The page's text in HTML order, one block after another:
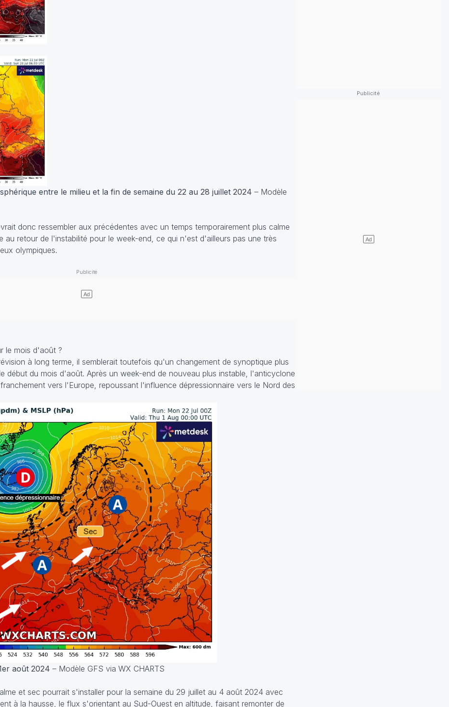
entre le milieu et la fin de semaine du 22 au 28 juillet 2024 – Modèle
donc ressembler aux précédentes avec un temps temporairement plus calme
au retour de l'instabilité pour le week-end, ce qui n'est d'ailleurs pas une très
olympiques.
le mois d'août ?
à long terme, il semblerait toutefois qu'un changement de synoptique plus
début du mois d'août. Après un week-end de nouveau plus instable, l'anticyclone
vers l'Europe, repoussant l'influence dépressionnaire vers le Nord des
août 2024 – Modèle GFS via WX CHARTS
et sec pourrait s'installer pour la semaine du 29 juillet au 4 août 2024 avec
à la hausse, le flux s'orientant au Sud-Ouest en altitude, faisant remonter de